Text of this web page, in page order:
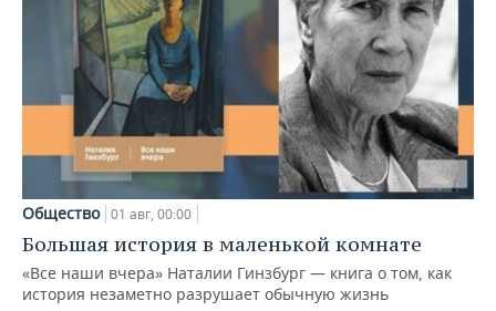
Общество 01 авг, 00:00
Большая история в маленькой комнате
«Все наши вчера» Наталии Гинзбург — книга о том, как
история незаметно разрушает обычную жизнь